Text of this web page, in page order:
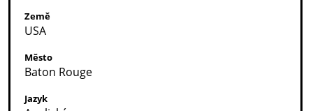
Země
USA
Město
Baton Rouge
Jazyk